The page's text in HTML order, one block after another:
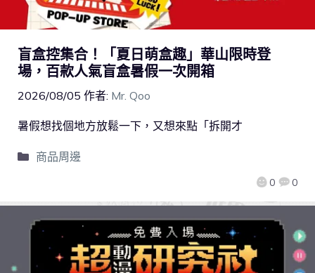
盲盒控集合！「夏日萌盒趣」華山限時登
場，百款人氣盲盒暑假一次開箱
2026/08/05 作者: Mr. Qoo
0 0
暑假想找個地方放鬆一下，又想來點「拆開才
商品周邊